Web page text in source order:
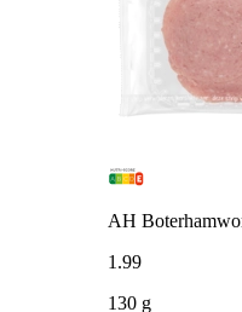
AH
1 .99
130 g